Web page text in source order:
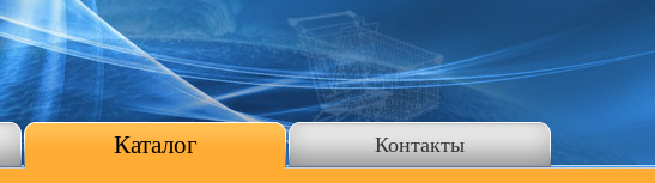
Каталог Контакты